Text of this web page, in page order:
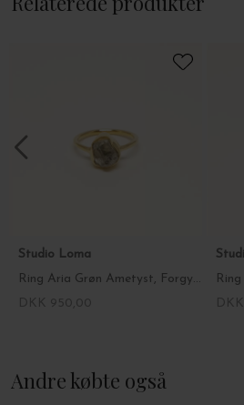
Studio Loma
Ring Aria Grøn Ametyst, Forgyldt sterlingsølv
Andre købte også